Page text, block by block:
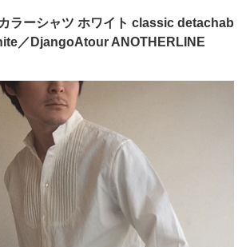
ラーシャツ ホワイト classic detachab
／DjangoAtour ANOTHERLINE